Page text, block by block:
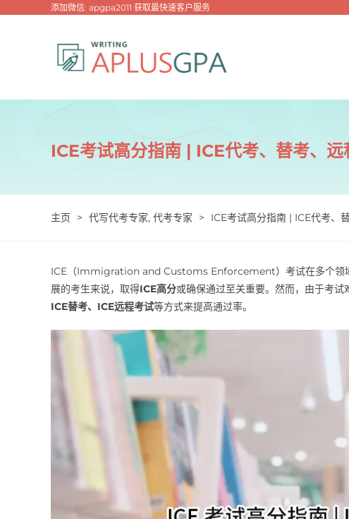
添加微信: apgpa2011 获取最快速客户服务
ICE考试高分指南 | ICE代考、替考、
主页 > 代写代考专家, 代考专家 > ICE考试高分指南 | ICE代考、
ICE（Immigration and Customs Enforcement）考试在多个领
展的考生来说，取得ICE高分或确保通过至关重要。然而，由于考试
ICE替考、ICE远程考试等方式来提高通过率。